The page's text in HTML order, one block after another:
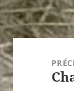
Navigation
de
l’article